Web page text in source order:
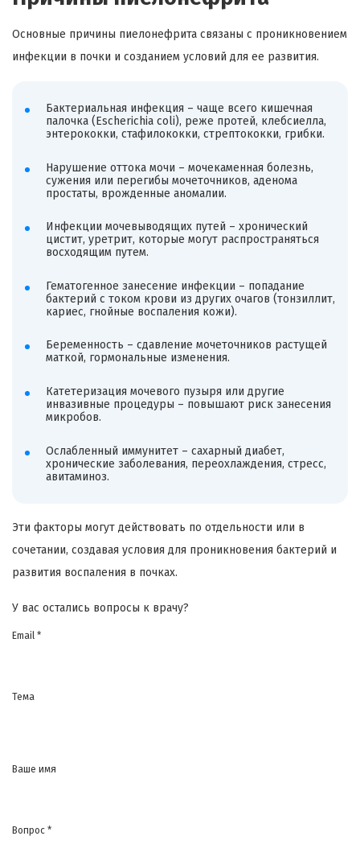
Основные причины пиелонефрита связаны с проникновением
инфекции в почки и созданием условий для ее развития.
Бактериальная инфекция – чаще всего кишечная
палочка (Escherichia coli), реже протей, клебсиелла,
энтерококки, стафилококки, стрептококки, грибки.
Нарушение оттока мочи – мочекаменная болезнь,
сужения или перегибы мочеточников, аденома
простаты, врожденные аномалии.
Инфекции мочевыводящих путей – хронический
цистит, уретрит, которые могут распространяться
восходящим путем.
Гематогенное занесение инфекции – попадание
бактерий с током крови из других очагов (тонзиллит,
кариес, гнойные воспаления кожи).
Беременность – сдавление мочеточников растущей
маткой, гормональные изменения.
Катетеризация мочевого пузыря или другие
инвазивные процедуры – повышают риск занесения
микробов.
Ослабленный иммунитет – сахарный диабет,
хронические заболевания, переохлаждения, стресс,
авитаминоз.
Эти факторы могут действовать по отдельности или в
сочетании, создавая условия для проникновения бактерий и
развития воспаления в почках.
У вас остались вопросы к врачу?
Email *
Тема
Ваше имя
Вопрос *